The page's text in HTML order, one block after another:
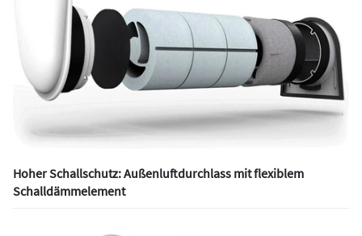
Hoher Schallschutz: Außenluftdurchlass mit flexiblem
Schalldämmelement